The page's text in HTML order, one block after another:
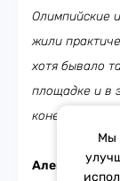
Олимпийские
жили
хотя бывало
площадке и в
конечно,
Александр
Мы